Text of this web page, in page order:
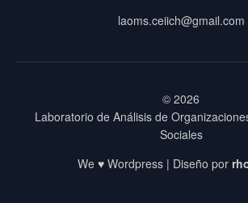
laoms.ceiich@gmail.com
© 2026
Laboratorio de Análisis de
Sociales
We ♥ Wordpress | Diseño por